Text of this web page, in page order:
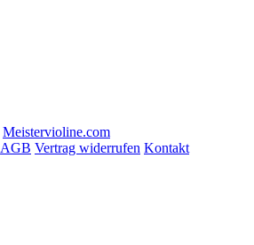
Meistervioline.com
AGB Vertrag widerrufen Kontakt